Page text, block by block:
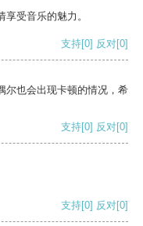
受音乐的魅力。
支持[0] 反对[0]
尔也会出现卡顿的情况，希
支持[0] 反对[0]
支持[0] 反对[0]